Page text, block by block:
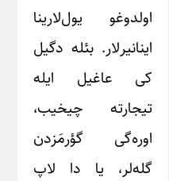
اولدوغو یول‌لارینا
اینانیرلار. بئله دگیل
کی عاغیل ایله
تیجارته چیخیب،
اوره‌گی گؤرمَزدن
گله‌لر، یا دا لاپ